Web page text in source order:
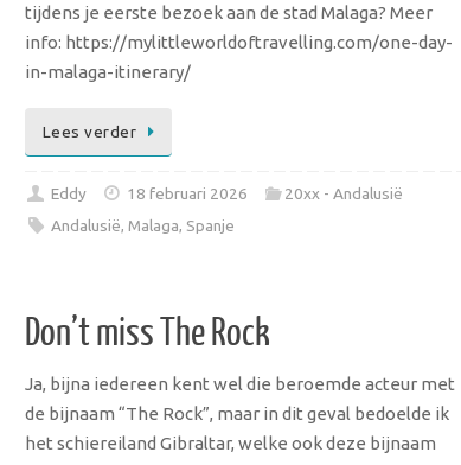
tijdens je eerste bezoek aan de stad Malaga? Meer
info: https://mylittleworldoftravelling.com/one-day-
in-malaga-itinerary/
Lees verder
Eddy 18 februari 2026
20xx - Andalusië
Andalusië, Malaga, Spanje
Don’t miss The Rock
Ja, bijna iedereen kent wel die beroemde acteur met
de bijnaam “The Rock”, maar in dit geval bedoelde ik
het schiereiland Gibraltar, welke ook deze bijnaam